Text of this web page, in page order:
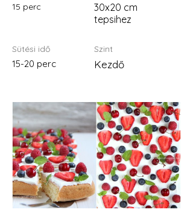
15 perc
Sütési idő
15-20 perc
30x20 cm
tepsihez
Szint
Kezdő